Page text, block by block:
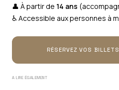
👤 À partir de 14 ans
♿ Accessible aux personnes à
RÉSERVEZ VOS
A LIRE ÉGALEMENT